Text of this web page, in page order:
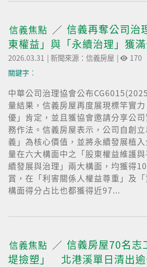
信義焦點
信義再奪公司治
東權益」與「永續治理」獲
2026.03.31 |新聞來源：信義房屋 | 170
關鍵字︰
中華公司治理協會公布
量結果，信義房屋再度展現標竿實
優」肯定，並且獲協會邀請分享公
務作法。信義房屋表示，公司自創
義」為核心價值，並將永續發展植
量在六大構面中之「股東權益維護
續發展與治理」兩大構面，均獲得
賞，在「利害關係人權益尊重」及「
構面得分占比也都獲得近97...
信義焦點
信義房屋70名志
堤撿塑」 北港溪單日清出逾